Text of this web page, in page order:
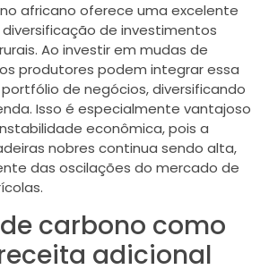
africano oferece uma excelente
de investimentos
Ao investir em mudas de
produtores podem integrar essa
de negócios, diversificando
Isso é especialmente vantajoso
econômica, pois a
nobres continua sendo alta,
das oscilações do mercado de
carbono como
adicional